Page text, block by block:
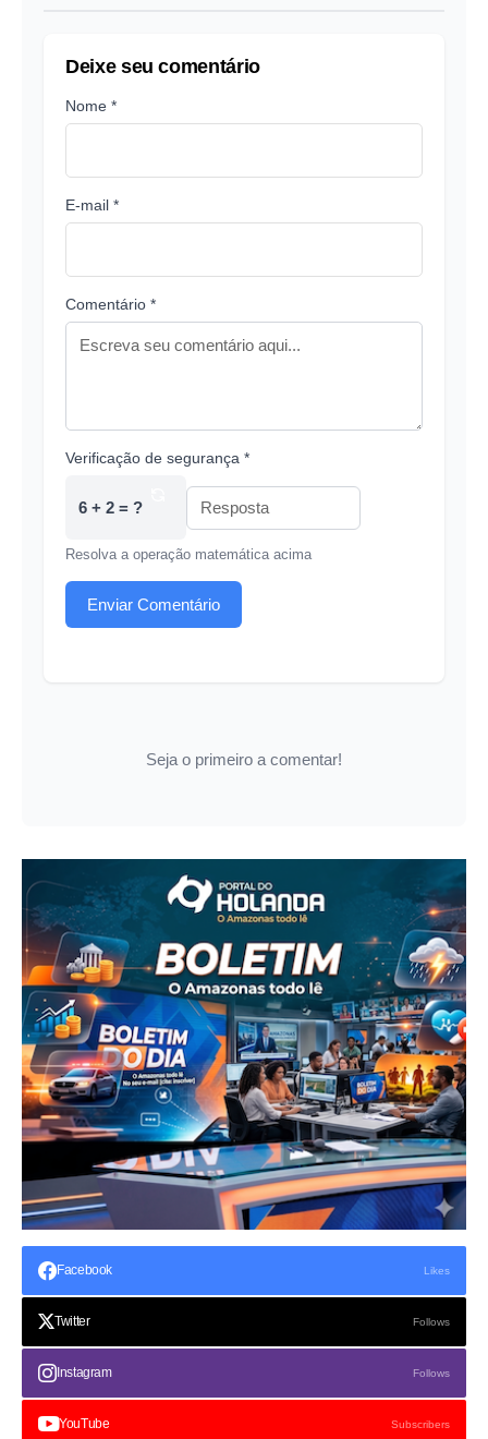
Deixe seu comentário
Nome *
E-mail *
Comentário *
Verificação de segurança *
6 + 2 = ?
Resolva a operação matemática acima
Enviar Comentário
Seja o primeiro a comentar!
Facebook Likes
Twitter Follows
Instagram Follows
YouTube Subscribers